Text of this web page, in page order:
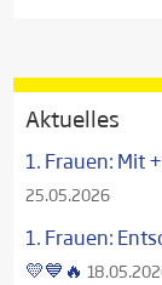
Aktuelles
1. Frauen: Mit
25.05.2026
1. Frauen:
💛💙🔥